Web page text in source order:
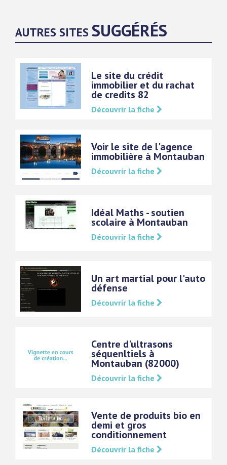
AUTRES SITES SUGGÉRÉS
Le site du crédit
immobilier et du rachat
de credits 82
Découvrir la fiche
Voir le site de l'agence
immobilière à Montauban
Découvrir la fiche
Idéal Maths - soutien
scolaire à Montauban
Découvrir la fiche
Un art martial pour l'auto
défense
Découvrir la fiche
Centre d'ultrasons
séquenltiels à
Montauban (82000)
Découvrir la fiche
Vente de produits bio en
demi et gros
conditionnement
Découvrir la fiche